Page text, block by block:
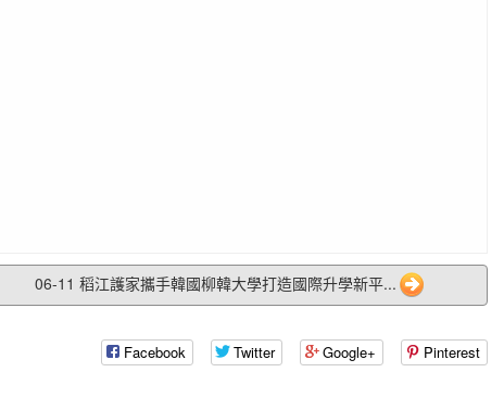
06-11 稻江護家攜手韓國柳韓大學打造國際升學新平...
Facebook Twitter Google+ Pinterest